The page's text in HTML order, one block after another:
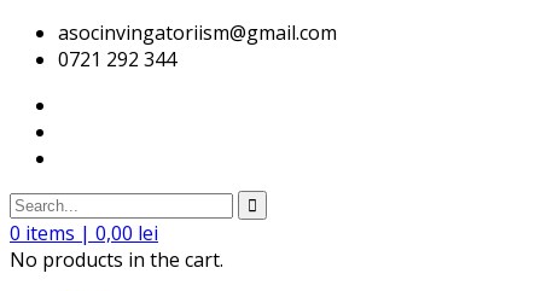
asocinvingatoriism@gmail.com
0721 292 344
0 items | 0,00 lei
No products in the cart.